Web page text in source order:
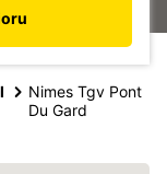
Nimes Tgv Pont
Du Gard